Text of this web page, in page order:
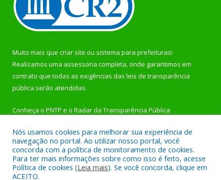
Muito mais que criar site ou sistema para prefeituras!
Realizamos uma assessoria completa, onde garantimos em
contrato que todas as exigências das leis de transparência
pública serão atendidas.
Conheça o PNTP e o Radar da Transparência Pública
Todos os direitos reservados a Prefeitura Municipal de
Rurópolis.
Nós usamos cookies para melhorar sua experiência de
navegação no portal. Ao utilizar nosso portal, você
concorda com a política de monitoramento de cookies.
Para ter mais informações sobre como isso é feito, acesse
Política de cookies (Leia mais). Se você concorda, clique em
ACEITO.